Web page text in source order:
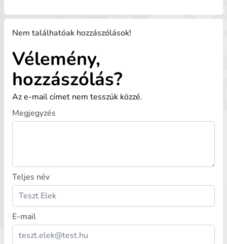
Nem találhatóak hozzászólások!
Vélemény,
hozzászólás?
Az e-mail címet nem tesszük közzé.
Megjegyzés
Teljes név
E-mail